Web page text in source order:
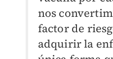
nos
factor de
adquirir la